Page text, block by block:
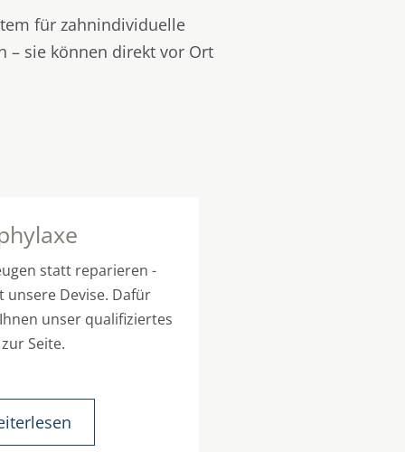
für zahnindividuelle
– sie können direkt vor Ort
statt reparieren -
unsere Devise. Dafür
unser qualifiziertes
Seite.